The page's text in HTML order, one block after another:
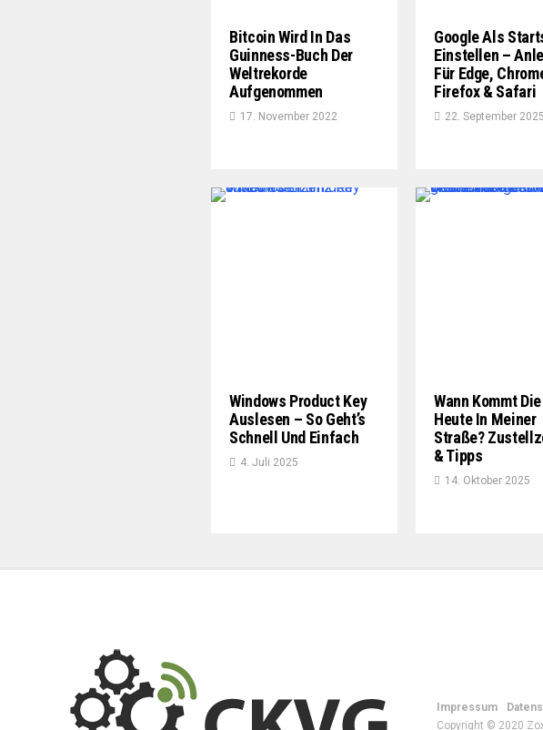
Bitcoin Wird In Das
Guinness-Buch Der
Weltrekorde
Aufgenommen
17. November 2022
Google Als
Einstellen –
Für Edge,
Firefox & Safari
22. September 2025
Windows Product Key
Auslesen – So Geht’s
Schnell Und Einfach
4. Juli 2025
Wann Kommt
Heute In Meiner
Straße?
& Tipps
14. Oktober 2025
Impressum
Copyright © 2020